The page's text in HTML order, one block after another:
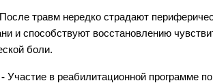
После травм нередко страдают
и способствуют восстановлению
боли.
Участие в реабилитационной программе